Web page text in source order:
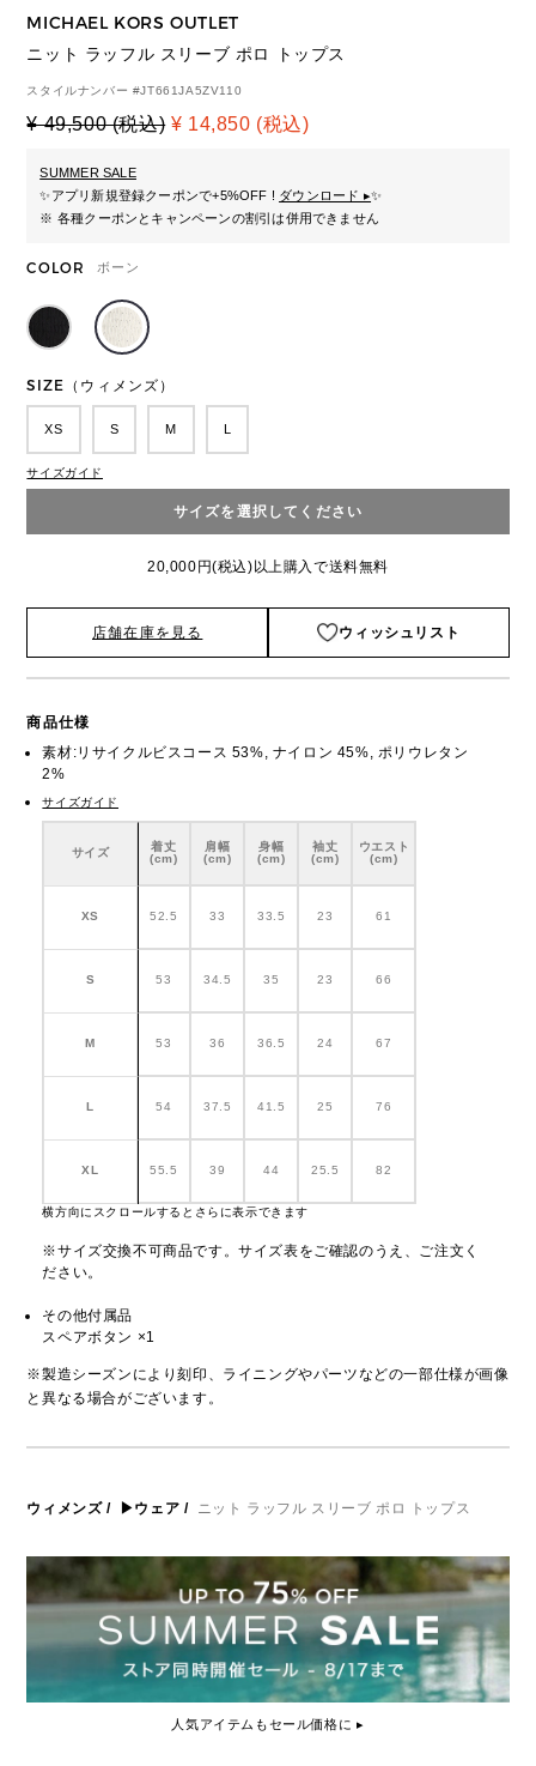
MICHAEL KORS OUTLET
ニット ラッフル スリーブ ポロ トップス
スタイルナンバー #JT661JA5ZV110
¥ 49,500 (税込) ¥ 14,850 (税込)
SUMMER SALE
✨アプリ新規登録クーポンで+5%OFF ! ダウンロード ▸✨
※ 各種クーポンとキャンペーンの割引は併用できません
COLOR ボーン
SIZE（ウィメンズ）
XS S M
サイズガイド
サイズを選択してください
20,000円(税込)以上購入で送料無料
店舗在庫を見る ウィッシュリスト
商品仕様
素材:リサイクルビスコース 53%, ナイロン 45%, ポリウレタン
2%
サイズガイド
サイズ
着丈
(cm)
肩幅
(cm)
身幅
(cm)
袖丈
(cm)
ウエスト
(cm)
XS 52.5 33 33.5 23 61
S 53 34.5 35 23 66
M 53 36 36.5 24 67
L 54 37.5 41.5 25 76
XL 55.5 39 44 25.5 82
横方向にスクロールするとさらに表示できます
※サイズ交換不可商品です。サイズ表をご確認のうえ、ご注文く
ださい。
その他付属品
スペアボタン ×1
※製造シーズンにより刻印、ライニングやパーツなどの一部仕様が画像
と異なる場合がございます。
ウィメンズ/ ▶ウェア / ニット ラッフル スリーブ ポロ トップス
人気アイテムもセール価格に ▸